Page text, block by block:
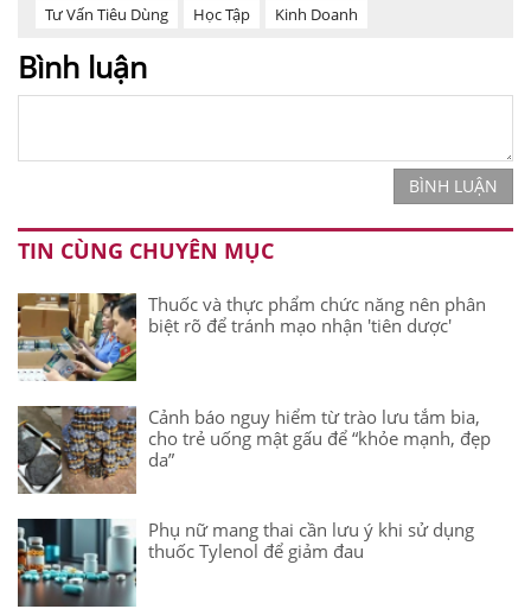
Tư Vấn Tiêu Dùng
Học Tập Kinh Doanh
Bình luận
BÌNH LUẬN
TIN CÙNG CHUYÊN MỤC
Thuốc và thực phẩm chức năng nên phân
biệt rõ để tránh mạo nhận 'tiên dược'
Cảnh báo nguy hiểm từ trào lưu tắm bia,
cho trẻ uống mật gấu để “khỏe mạnh, đẹp
da”
Phụ nữ mang thai cần lưu ý khi sử dụng
thuốc Tylenol để giảm đau